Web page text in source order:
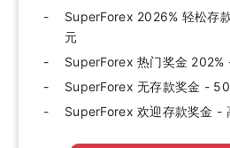
SuperForex 2026% 轻松存
元
SuperForex 热门奖金 202%
SuperForex 无存款奖金 -
SuperForex 欢迎存款奖金 -